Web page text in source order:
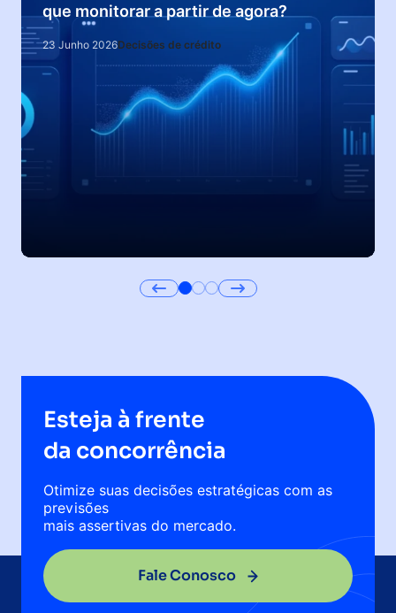
que monitorar a partir de agora?
23 Junho 2026Decisões de crédito
Esteja à frente
da concorrência
Otimize suas decisões estratégicas com as
previsões
mais assertivas do mercado.
Fale Conosco